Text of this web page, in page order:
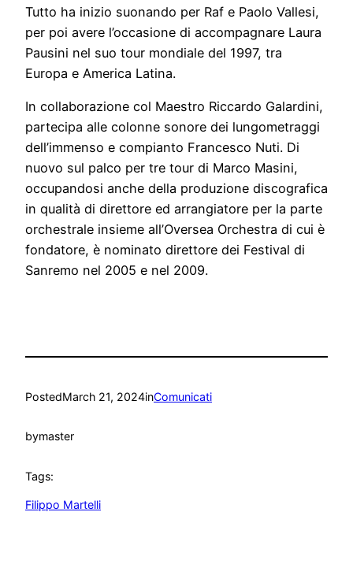
Tutto ha inizio suonando per Raf e Paolo Vallesi,
per poi avere l’occasione di accompagnare Laura
Pausini nel suo tour mondiale del 1997, tra
Europa e America Latina.
In collaborazione col Maestro Riccardo Galardini,
partecipa alle colonne sonore dei lungometraggi
dell’immenso e compianto Francesco Nuti. Di
nuovo sul palco per tre tour di Marco Masini,
occupandosi anche della produzione discografica
in qualità di direttore ed arrangiatore per la parte
orchestrale insieme all’Oversea Orchestra di cui è
fondatore, è nominato direttore dei Festival di
Sanremo nel 2005 e nel 2009.
PostedMarch 21, 2024inComunicati
bymaster
Tags:
Filippo Martelli